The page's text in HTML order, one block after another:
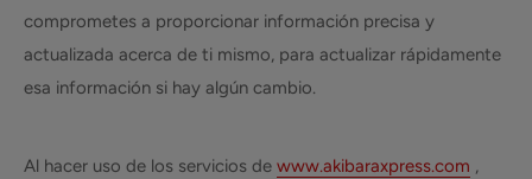
comprometes a proporcionar información precisa y
actualizada acerca de ti mismo, para actualizar rápidamente
esa información si hay algún cambio.
Al hacer uso de los servicios de www.akibaraxpress.com ,